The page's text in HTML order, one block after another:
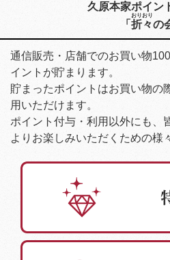
久原本家ポイン
「 折
おり
々
おり
の
通信販売・店舗でのお買い物
イントが貯まります。
貯まったポイントはお買い物の
用いただけます。
ポイント付与・利用以外にも、
よりお楽しみいただくための様